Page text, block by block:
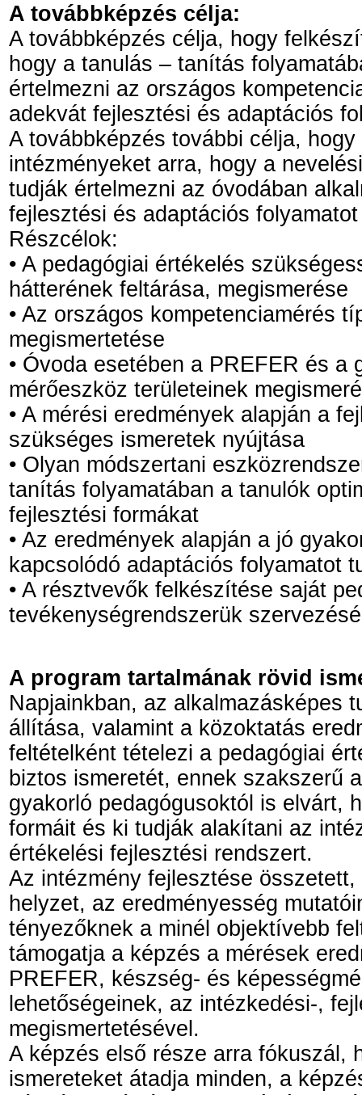
A továbbképzés célja:
A továbbképzés célja, hogy
hogy a tanulás – tanítás
értelmezni az országos
adekvát fejlesztési és adaptációs
A továbbképzés további célja,
intézményeket arra, hogy a
tudják értelmezni az óvodában
fejlesztési és adaptációs
Részcélok:
• A pedagógiai értékelés
hátterének feltárása, megismerése
• Az országos kompetenciamérés
megismertetése
• Óvoda esetében a PREFER és a
mérőeszköz területeinek
• A mérési eredmények alapján a
szükséges ismeretek nyújtása
• Olyan módszertani
tanítás folyamatában a tanulók
fejlesztési formákat
• Az eredmények alapján a jó
kapcsolódó adaptációs folyamatot
• A résztvevők felkészítése saját
tevékenységrendszerük
A program tartalmának rövid
Napjainkban, az alkalmazásképes
állítása, valamint a közoktatás
feltételként tételezi a pedagógiai
biztos ismeretét, ennek szakszerű
gyakorló pedagógusoktól is elvárt,
formáit és ki tudják alakítani az
értékelési fejlesztési rendszert.
Az intézmény fejlesztése
helyzet, az eredményesség
tényezőknek a minél objektívebb
támogatja a képzés a mérések
PREFER, készség- és
lehetőségeinek, az intézkedési-,
megismertetésével.
A képzés első része arra fókuszál,
ismereteket átadja minden, a